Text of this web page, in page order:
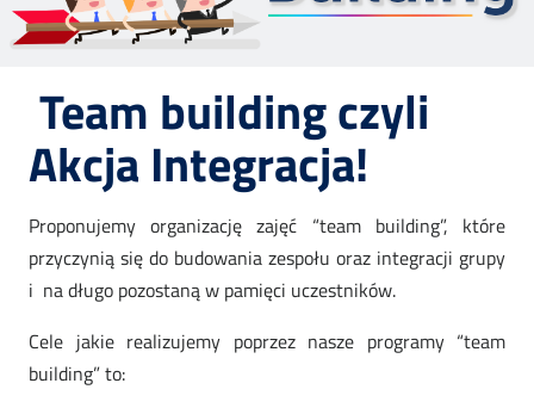
Team building czyli
Akcja Integracja!
Proponujemy organizację zajęć “team building”, które
przyczynią się do budowania zespołu oraz integracji grupy
i na długo pozostaną w pamięci uczestników.
Cele jakie realizujemy poprzez nasze programy “team
building” to: